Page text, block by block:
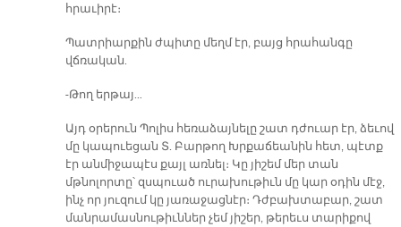
հրաւիրէ։
Պատրիարքին ժպիտը մեղմ էր, բայց հրահանգը
վճռական.
-Թող երթայ…
Այդ օրերուն Պոլիս հեռաձայնելը շատ դժուար էր, ձեւով
մը կապուեցան Տ. Բարթող Խրքաճեանին հետ, պէտք
էր անմիջապէս քայլ առնել։ Կը յիշեմ մեր տան
մթնոլորտը՝ զսպուած ուրախութիւն մը կար օդին մէջ,
ինչ որ յուզում կը յառաջացնէր։ Դժբախտաբար, շատ
մանրամասնութիւններ չեմ յիշեր, թերեւս տարիքով